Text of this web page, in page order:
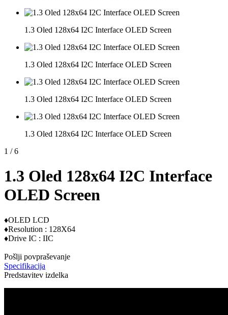
1.3 Oled 128x64 I2C Interface OLED Screen
1.3 Oled 128x64 I2C Interface OLED Screen
1.3 Oled 128x64 I2C Interface OLED Screen
1.3 Oled 128x64 I2C Interface OLED Screen
1 / 6
1.3 Oled 128x64 I2C Interface
OLED Screen
♦OLED LCD
♦Resolution : 128X64
♦Drive IC : IIC
Pošlji povpraševanje
Specifikacija
Predstavitev izdelka